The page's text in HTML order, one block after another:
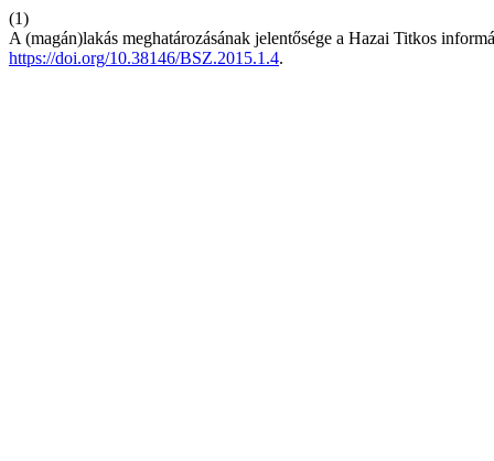
(1)
A (magán)lakás meghatározásának jelentősége a Hazai Titkos
https://doi.org/10.38146/BSZ.2015.1.4.